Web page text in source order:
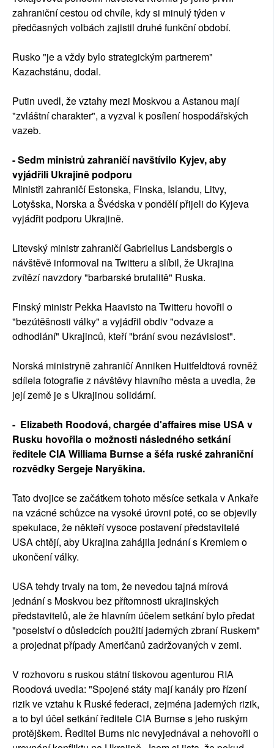
zahraniční cestou od chvíle, kdy si minulý týden v
předčasných volbách zajistil druhé funkční období.
Rusko "je a vždy bylo strategickým partnerem"
Kazachstánu, dodal.
Putin uvedl, že vztahy mezi Moskvou a Astanou mají
"zvláštní charakter", a vyzval k posílení hospodářských
vazeb.
- Sedm ministrů zahraničí navštívilo Kyjev, aby
vyjádřili Ukrajině podporu
Ministři zahraničí Estonska, Finska, Islandu, Litvy,
Lotyšska, Norska a Švédska v pondělí přijeli do Kyjeva
vyjádřit podporu Ukrajině.
Litevský ministr zahraničí Gabrielius Landsbergis o
návštěvě informoval na Twitteru a slíbil, že Ukrajina
zvítězí navzdory "barbarské brutalitě" Ruska.
Finský ministr Pekka Haavisto na Twitteru hovořil o
"bezútěšnosti války" a vyjádřil obdiv "odvaze a
odhodlání" Ukrajinců, kteří "brání svou nezávislost".
Norská ministryně zahraničí Anniken Huitfeldtová rovněž
sdílela fotografie z návštěvy hlavního města a uvedla, že
její země je s Ukrajinou solidární.
- Elizabeth Roodová, chargée d'affaires mise USA v
Rusku hovořila o možnosti následného setkání
ředitele CIA Williama Burnse a šéfa ruské zahraniční
rozvědky Sergeje Naryškina.
Tato dvojice se začátkem tohoto měsíce setkala v Ankaře
na vzácné schůzce na vysoké úrovni poté, co se objevily
spekulace, že někteří vysoce postavení představitelé
USA chtějí, aby Ukrajina zahájila jednání s Kremlem o
ukončení války.
USA tehdy trvaly na tom, že nevedou tajná mírová
jednání s Moskvou bez přítomnosti ukrajinských
představitelů, ale že hlavním účelem setkání bylo předat
"poselství o důsledcích použití jaderných zbraní Ruskem"
a projednat případy Američanů zadržovaných v zemi.
V rozhovoru s ruskou státní tiskovou agenturou RIA
Roodová uvedla: "Spojené státy mají kanály pro řízení
rizik ve vztahu k Ruské federaci, zejména jaderných rizik,
a to byl účel setkání ředitele CIA Burnse s jeho ruským
protějškem. Ředitel Burns nic nevyjednával a nehovořil o